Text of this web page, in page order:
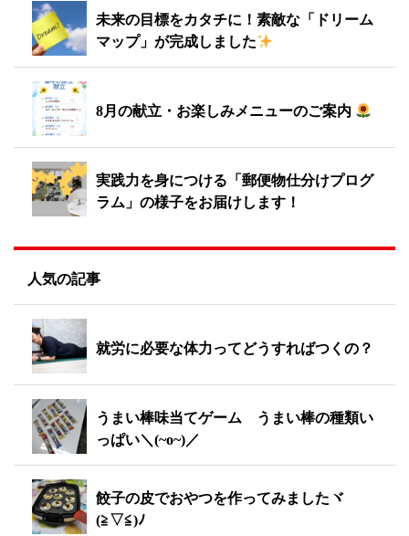
未来の目標をカタチに！素敵な「ドリーム
マップ」が完成しました
8月の献立・お楽しみメニューのご案内
実践力を身につける「郵便物仕分けプログ
ラム」の様子をお届けします！
人気の記事
就労に必要な体力ってどうすればつくの？
うまい棒味当てゲーム うまい棒の種類い
っぱい＼(~o~)／
餃子の皮でおやつを作ってみましたヾ
(≧▽≦)ﾉ